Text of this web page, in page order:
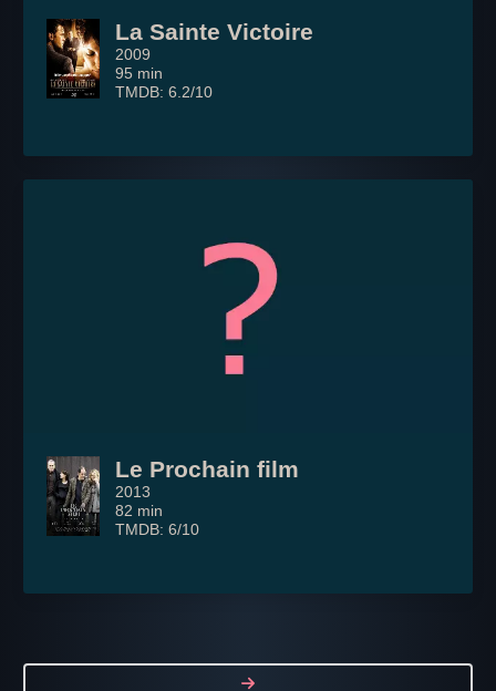
La Sainte Victoire
2009
95 min
TMDB: 6.2/10
Le Prochain film
2013
82 min
TMDB: 6/10